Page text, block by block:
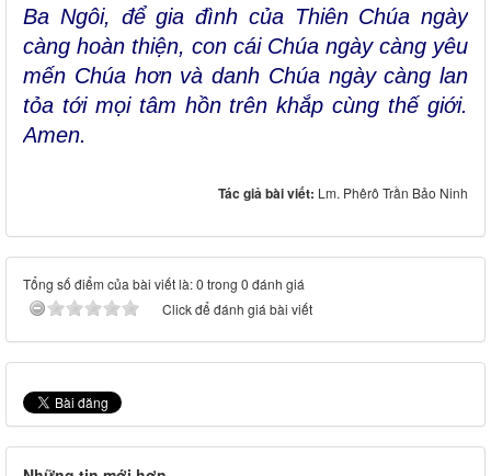
Ba Ngôi, để gia đình của Thiên Chúa ngày
càng hoàn thiện, con cái Chúa ngày càng yêu
mến Chúa hơn và danh Chúa ngày càng lan
tỏa tới mọi tâm hồn trên khắp cùng thế giới.
Amen.
Tác giả bài viết: Lm. Phêrô Trần Bảo Ninh
Tổng số điểm của bài viết là: 0 trong 0 đánh giá
Click để đánh giá bài viết